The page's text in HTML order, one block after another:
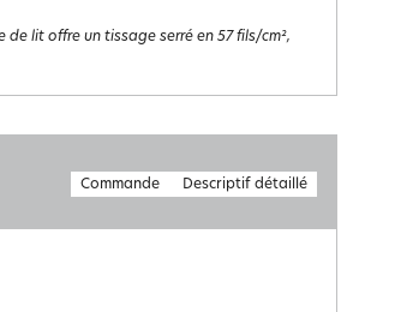
lit offre un tissage serré en 57 fils/cm²,
Commande Descriptif détaillé